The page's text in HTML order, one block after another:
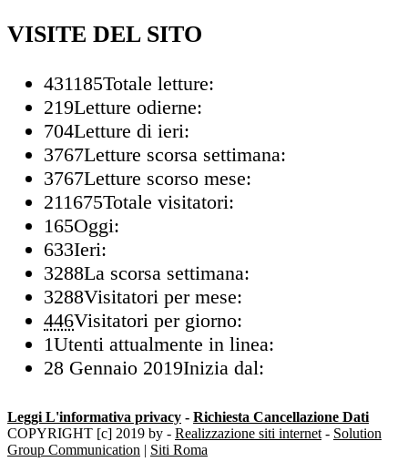
VISITE DEL SITO
431185Totale letture:
219Letture odierne:
704Letture di ieri:
3767Letture scorsa settimana:
3767Letture scorso mese:
211675Totale visitatori:
165Oggi:
633Ieri:
3288La scorsa settimana:
3288Visitatori per mese:
446Visitatori per giorno:
1Utenti attualmente in linea:
28 Gennaio 2019Inizia dal:
Leggi L'informativa privacy - Richiesta Cancellazione Dati
COPYRIGHT [c] 2019 by - Realizzazione siti internet - Solution
Group Communication | Siti Roma